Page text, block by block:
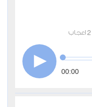
2 اعجاب
00:00